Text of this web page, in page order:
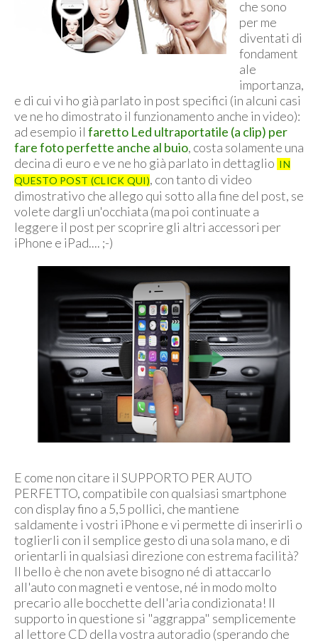
che sono
per me
diventati di
fondament
ale
importanza,
e di cui vi ho già parlato in post specifici (in alcuni casi
ve ne ho dimostrato il funzionamento anche in video):
ad esempio il faretto Led ultraportatile (a clip) per
fare foto perfette anche al buio, costa solamente una
decina di euro e ve ne ho già parlato in dettaglio IN
QUESTO POST (CLICK QUI), con tanto di video
dimostrativo che allego qui sotto alla fine del post, se
volete dargli un'occhiata (ma poi continuate a
leggere il post per scoprire gli altri accessori per
iPhone e iPad.... ;-)
E come non citare il SUPPORTO PER AUTO
PERFETTO, compatibile con qualsiasi smartphone
con display fino a 5,5 pollici, che mantiene
saldamente i vostri iPhone e vi permette di inserirli o
toglierli con il semplice gesto di una sola mano, e di
orientarli in qualsiasi direzione con estrema facilità?
Il bello è che non avete bisogno né di attaccarlo
all'auto con magneti e ventose, né in modo molto
precario alle bocchette dell'aria condizionata! Il
supporto in questione si "aggrappa" semplicemente
al lettore CD della vostra autoradio (sperando che